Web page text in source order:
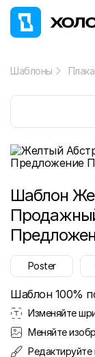
Шаблоны
Шаблон
Poster
Шаблон 100%
Изменяйте
Меняйте